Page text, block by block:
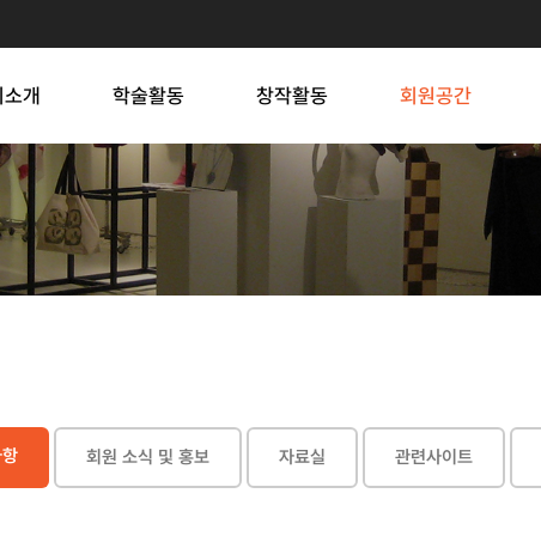
개 학술활동 창작활동 회원공간
회원 소식 및 홍보 자료실 관련사이트